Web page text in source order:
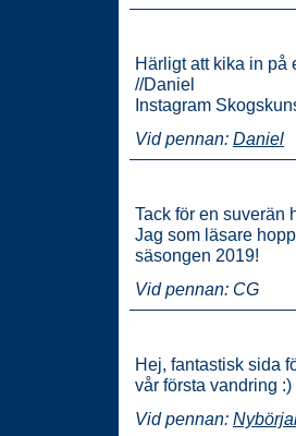
Härligt att kika in på
//Daniel
Instagram
Vid pennan: Daniel
Tack för en suverän
Jag som läsare
säsongen 2019!
Vid pennan: CG
Hej, fantastisk sida
vår första vandring :)
Vid pennan: